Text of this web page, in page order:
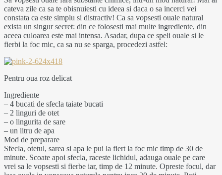
cateva zile ca sa te obisnuiesti cu ideea si daca o sa incerci vei
constata ca este simplu si distractiv! Ca sa vopsesti ouale natural
exista un singur secret: din ce folosesti mai multe ingrediente, din
aceea culoarea este mai intensa. Asadar, dupa ce speli ouale si le
fierbi la foc mic, ca sa nu se sparga, procedezi astfel:
Pentru oua roz delicat
Ingrediente
– 4 bucati de sfecla taiate bucati
– 2 linguri de otet
– o lingurita de sare
– un litru de apa
Mod de preparare
Sfecla, otetul, sarea si apa le pui la fiert la foc mic timp de 30 de
minute. Scoate apoi sfecla, raceste lichidul, adauga ouale pe care
vrei sa le vopsesti si fierbe iar, timp de 12 minute. Opreste focul, dar